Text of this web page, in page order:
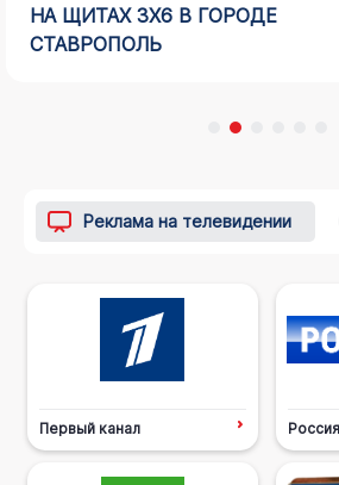
НА ЩИТАХ 3Х6 В ГОРОДЕ
СТАВРОПОЛЬ
Реклама на телевидении
Первый канал